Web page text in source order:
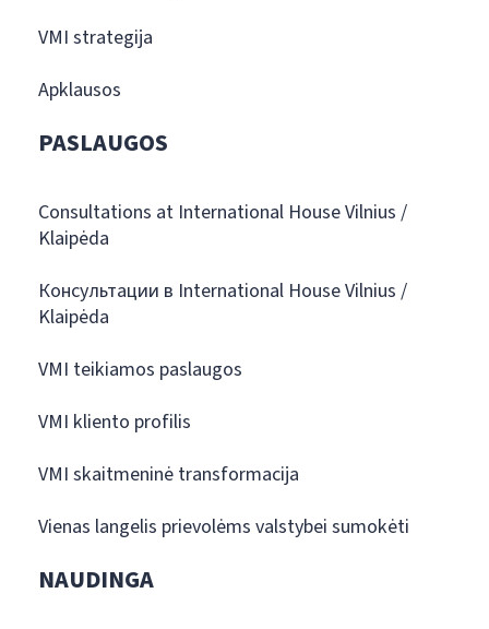
VMI strategija
Apklausos
PASLAUGOS
Consultations at International House Vilnius /
Klaipėda
Консультации в International House Vilnius /
Klaipėda
VMI teikiamos paslaugos
VMI kliento profilis
VMI skaitmeninė transformacija
Vienas langelis prievolėms valstybei sumokėti
NAUDINGA